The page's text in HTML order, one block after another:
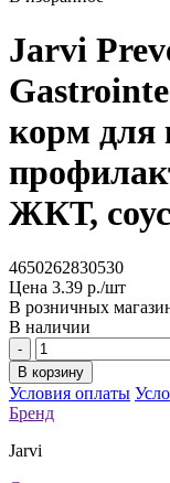
Jarvi
корм для
ЖКТ,
4650262830530
Цена 3.39 р./шт
В розничных
В наличии
-
В корзину
Условия оплаты
Бренд
Jarvi